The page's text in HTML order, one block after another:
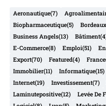
Aeronautique(7)
Biopharmaceutique(5) Bordeaux
Business Angels(13) Bâtiment
E-Commerce(8) Emploi(51)
Export(70) Featured(4) France
Immobilier(11) Informatique(15)
Internet(19) Investissement(7)
Laminutepositive(12) Levée De